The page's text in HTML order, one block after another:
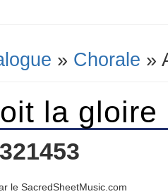
» Chorale »
la gloire
le SacredSheetMusic.com